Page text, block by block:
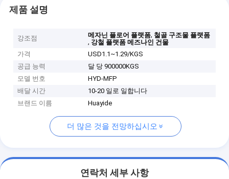
제품 설명
강조점 메자닌 플로어 플랫폼, 철골 구조물 플랫폼
, 강철 플랫폼 메즈나인 건물
가격
USD1.1~1.29/KGS
공급 능력
달 당 900000KGS
모델 번호
HYD-MFP
배달 시간
10-20 일로 일합니다
브랜드 이름
Huayide
더 많은 것을 전망하십시오
연락처 세부 사항